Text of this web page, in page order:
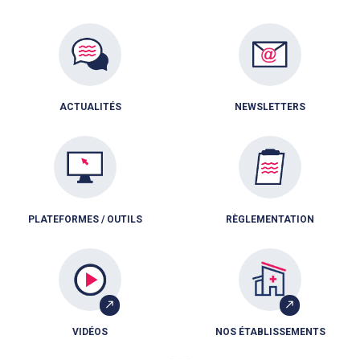
ACTUALITÉS NEWSLETTERS
PLATEFORMES / OUTILS RÈGLEMENTATION
VIDÉOS NOS ÉTABLISSEMENTS